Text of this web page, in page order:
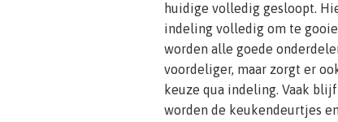
huidige volledig gesloopt.
indeling volledig om te
worden alle goede
voordeliger, maar zorgt er
keuze qua indeling. Vaak
worden de keukendeurtjes